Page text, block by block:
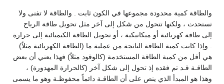
والطاقة كمية محدودة مجموعها في الكون ثابت . والطاقة لا تفنى ولا
تستحدث ، ولكنها تتحول من شكل إلى آخر مثل تحويل طاقة الرياح
إلى طاقة كهربائية أو ميكانيكية ، أو تحويل الطاقة الكيميائية إلى حرارة
. وإذا كانت كمية الطاقة الناتجة من عملية ما (الطاقة الكهربائية مثلاً)
هي أقل من كمية الطاقة المستخدمة (كالوقود مثلاً) فهذا يعني أن بعض
الطاقـة قـد تم فقده إذ تحول إلى شكل آخر (كالحرارة المهدورة) ،
وهذا هو المبدأ الذي ينص على أن الطاقـة دائماً محفوظـة وهو ما يسمى